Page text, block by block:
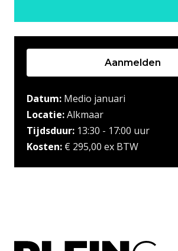
Aanmelden
Datum: Medio januari
Locatie:Alkmaar
Tijdsduur: 13:30 - 17:00 uur
Kosten: € 295,00 ex BTW